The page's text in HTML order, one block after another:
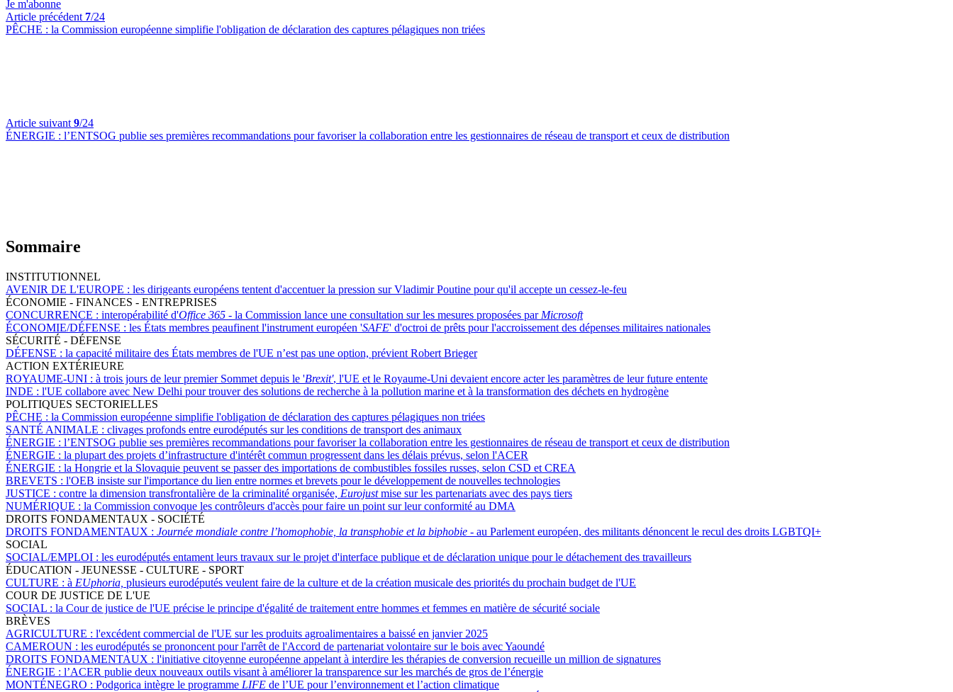
Je m'abonne
Article précédent 7/24
PÊCHE : la Commission européenne simplifie l'obligation de déclaration des captures pélagiques non triées
Article suivant 9/24
ÉNERGIE : l’ENTSOG publie ses premières recommandations pour favoriser la collaboration entre les gestionnaires de réseau de transport et ceux de distribution
Sommaire
INSTITUTIONNEL
AVENIR DE L'EUROPE : les dirigeants européens tentent d'accentuer la pression sur Vladimir Poutine pour qu'il accepte un cessez-le-feu
ÉCONOMIE - FINANCES - ENTREPRISES
CONCURRENCE : interopérabilité d'Office 365 - la Commission lance une consultation sur les mesures proposées par Microsoft
ÉCONOMIE/DÉFENSE : les États membres peaufinent l'instrument européen 'SAFE' d'octroi de prêts pour l'accroissement des dépenses militaires nationales
SÉCURITÉ - DÉFENSE
DÉFENSE : la capacité militaire des États membres de l'UE n’est pas une option, prévient Robert Brieger
ACTION EXTÉRIEURE
ROYAUME-UNI : à trois jours de leur premier Sommet depuis le 'Brexit', l'UE et le Royaume-Uni devaient encore acter les paramètres de leur future entente
INDE : l'UE collabore avec New Delhi pour trouver des solutions de recherche à la pollution marine et à la transformation des déchets en hydrogène
POLITIQUES SECTORIELLES
PÊCHE : la Commission européenne simplifie l'obligation de déclaration des captures pélagiques non triées
SANTÉ ANIMALE : clivages profonds entre eurodéputés sur les conditions de transport des animaux
ÉNERGIE : l’ENTSOG publie ses premières recommandations pour favoriser la collaboration entre les gestionnaires de réseau de transport et ceux de distribution
ÉNERGIE : la plupart des projets d’infrastructure d'intérêt commun progressent dans les délais prévus, selon l'ACER
ÉNERGIE : la Hongrie et la Slovaquie peuvent se passer des importations de combustibles fossiles russes, selon CSD et CREA
BREVETS : l'OEB insiste sur l'importance du lien entre normes et brevets pour le développement de nouvelles technologies
JUSTICE : contre la dimension transfrontalière de la criminalité organisée, Eurojustmise sur les partenariats avec des pays tiers
NUMÉRIQUE : la Commission convoque les contrôleurs d'accès pour faire un point sur leur conformité au DMA
DROITS FONDAMENTAUX - SOCIÉTÉ
DROITS FONDAMENTAUX : Journée mondiale contre l’homophobie, la transphobie et la biphobie - au Parlement européen, des militants dénoncent le recul des droits LGBTQI+
SOCIAL
SOCIAL/EMPLOI : les eurodéputés entament leurs travaux sur le projet d'interface publique et de déclaration unique pour le détachement des travailleurs
ÉDUCATION - JEUNESSE - CULTURE - SPORT
CULTURE : à EUphoria, plusieurs eurodéputés veulent faire de la culture et de la création musicale des priorités du prochain budget de l'UE
COUR DE JUSTICE DE L'UE
SOCIAL : la Cour de justice de l'UE précise le principe d'égalité de traitement entre hommes et femmes en matière de sécurité sociale
BRÈVES
AGRICULTURE : l'excédent commercial de l'UE sur les produits agroalimentaires a baissé en janvier 2025
CAMEROUN : les eurodéputés se prononcent pour l'arrêt de l'Accord de partenariat volontaire sur le bois avec Yaoundé
DROITS FONDAMENTAUX : l'initiative citoyenne européenne appelant à interdire les thérapies de conversion recueille un million de signatures
ÉNERGIE : l’ACER publie deux nouveaux outils visant à améliorer la transparence sur les marchés de gros de l’énergie
MONTÉNEGRO : Podgorica intègre le programme LIFE de l’UE pour l’environnement et l’action climatique